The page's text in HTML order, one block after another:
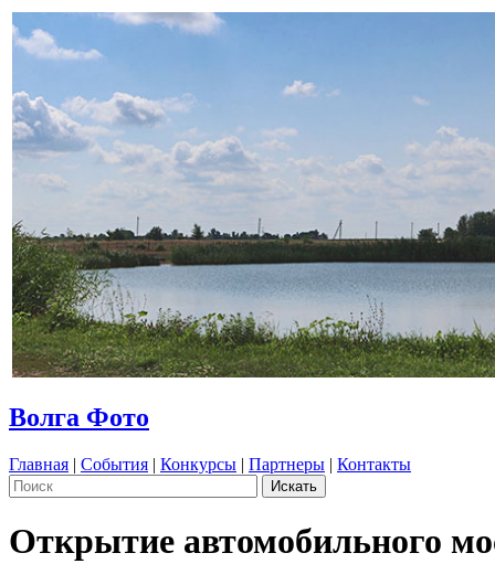
Волга Фото
Главная | События | Конкурсы | Партнеры | Контакты
Открытие автомобильного